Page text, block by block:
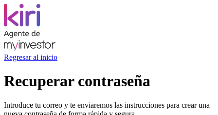
Regresar al inicio
Recuperar contraseña
Introduce tu correo y te enviaremos las instrucciones para crear una